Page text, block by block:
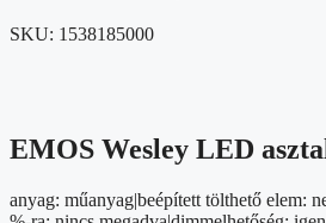
SKU: 1538185000
EMOS Wesley LED
anyag: műanyag|beépített tölthető elem: